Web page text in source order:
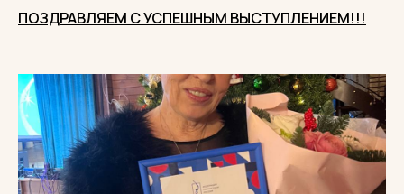
ПОЗДРАВЛЯЕМ С УСПЕШНЫМ ВЫСТУПЛЕНИЕМ!!!